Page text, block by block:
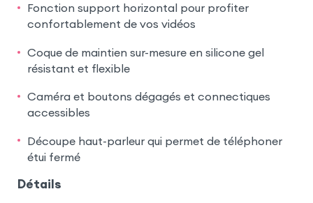
Fonction support horizontal pour profiter
confortablement de vos vidéos
Coque de maintien sur-mesure en silicone gel
résistant et flexible
Caméra et boutons dégagés et connectiques
accessibles
Découpe haut-parleur qui permet de téléphoner
étui fermé
Détails